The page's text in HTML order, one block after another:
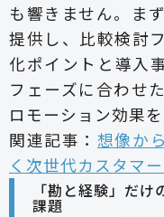
も響きません。ま
提供し、比較検討
化ポイントと導入
フェーズに合わせ
ロモーション効果を
関連記事： 想像か
く次世代カスタマ
「勘と経験」だ
課題